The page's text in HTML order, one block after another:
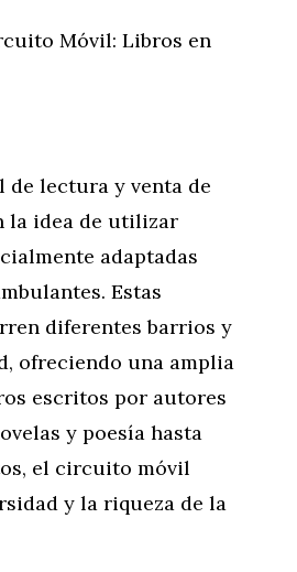
Móvil: Libros en
lectura y venta de
la idea de utilizar
adaptadas
Estas
diferentes barrios y
ofreciendo una amplia
escritos por autores
y poesía hasta
el circuito móvil
y la riqueza de la